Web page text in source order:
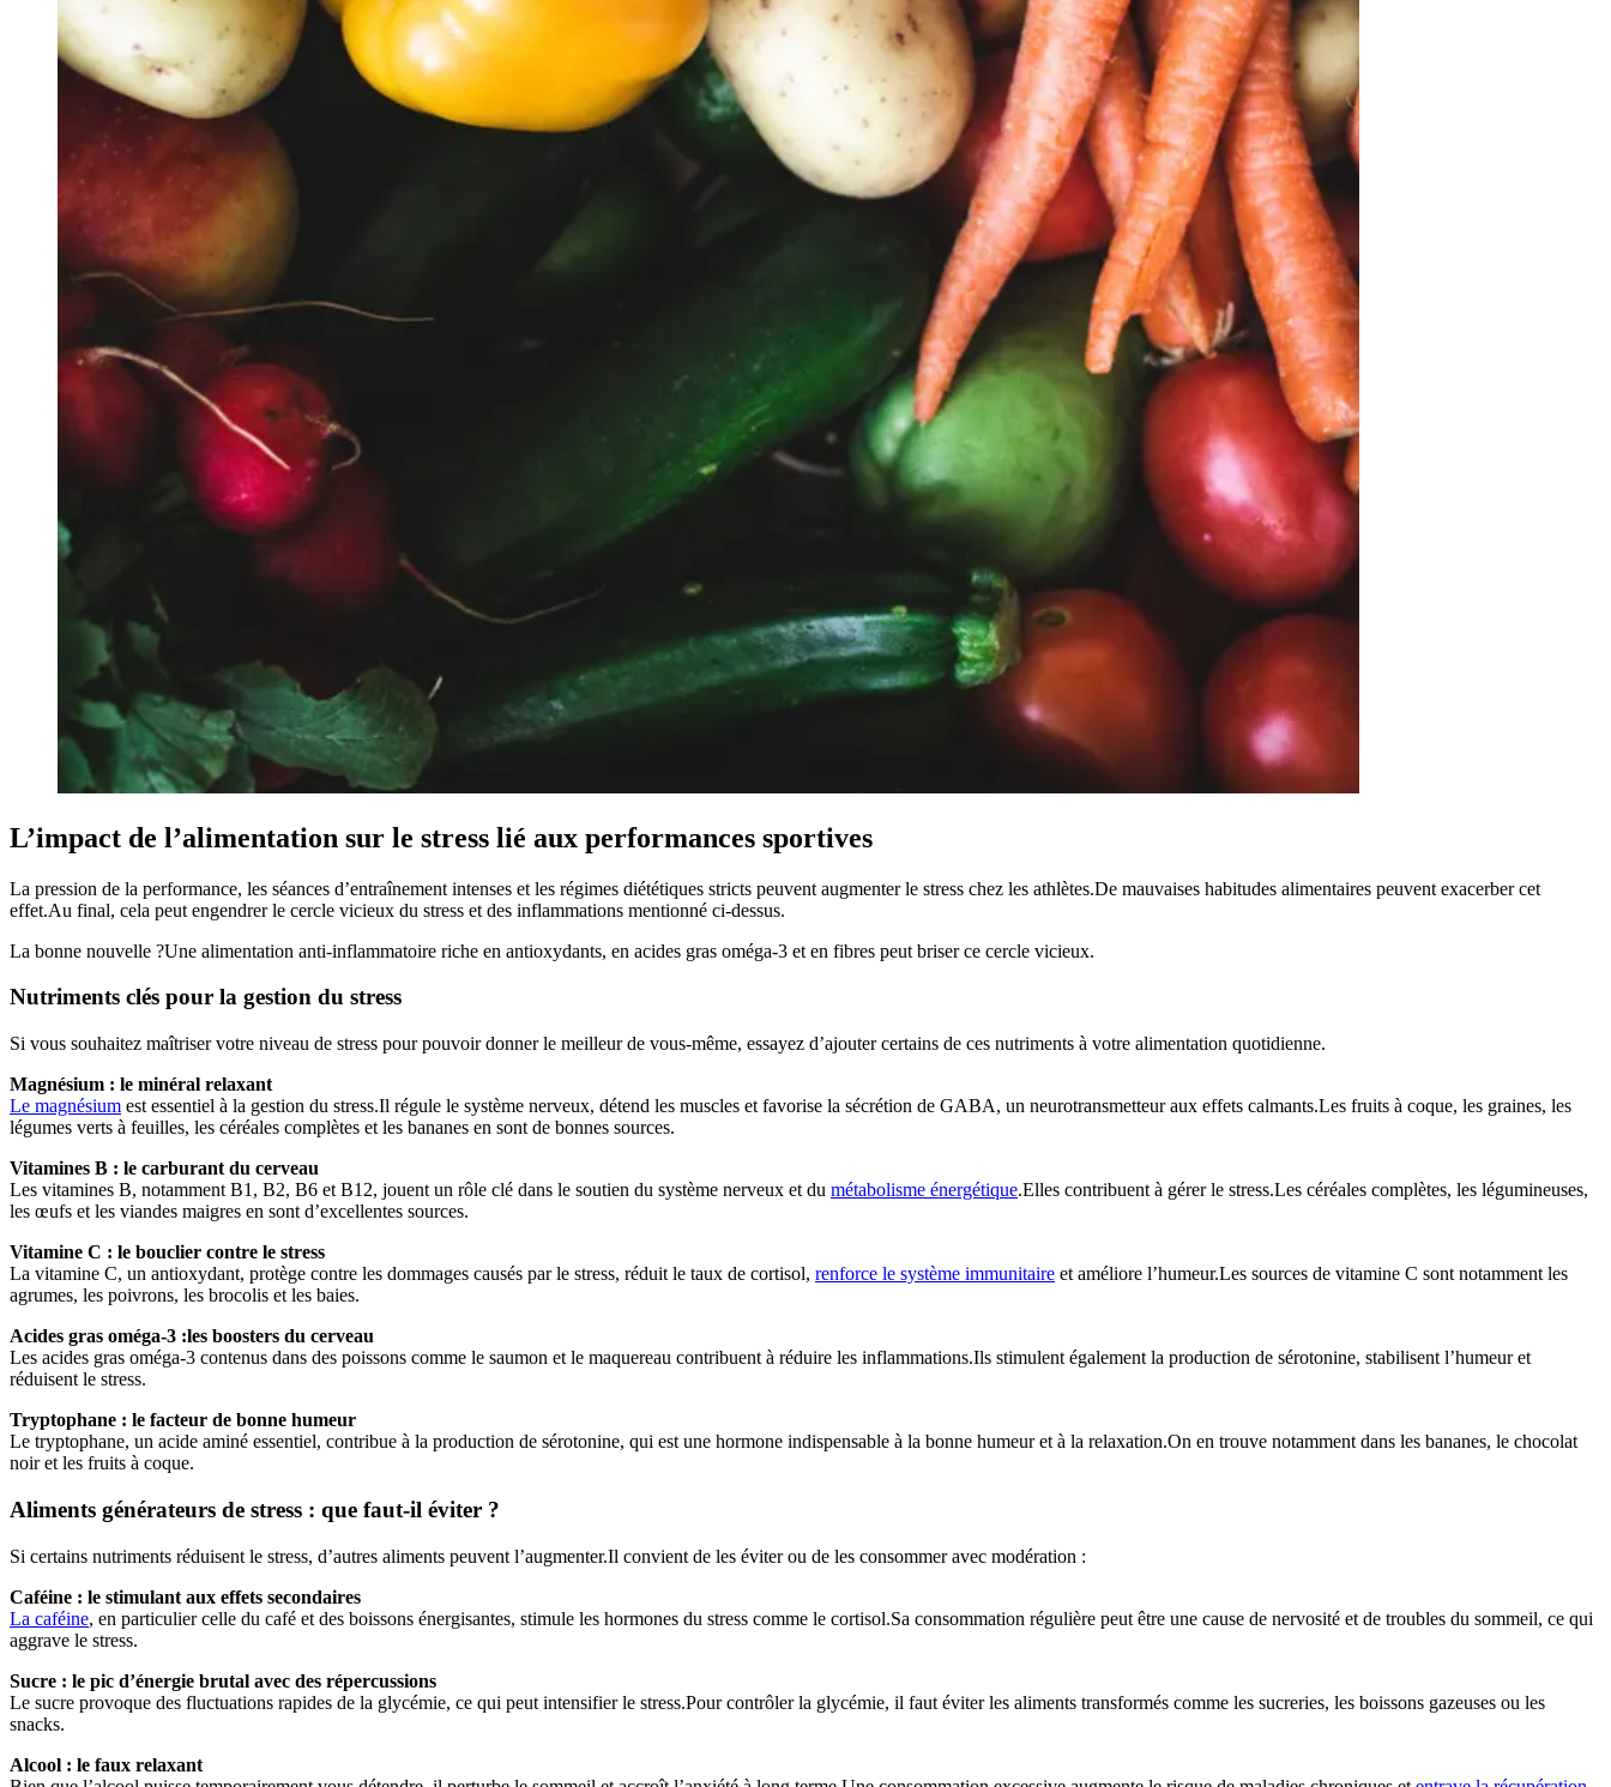
L’impact de l’alimentation sur le stress lié aux performances sportives
La pression de la performance, les séances d’entraînement intenses et les régimes diététiques stricts peuvent augmenter le stress chez les athlètes.De mauvaises habitudes alimentaires peuvent exacerber cet
effet.Au final, cela peut engendrer le cercle vicieux du stress et des inflammations mentionné ci-dessus.
La bonne nouvelle ?Une alimentation anti-inflammatoire riche en antioxydants, en acides gras oméga-3 et en fibres peut briser ce cercle vicieux.
Nutriments clés pour la gestion du stress
Si vous souhaitez maîtriser votre niveau de stress pour pouvoir donner le meilleur de vous-même, essayez d’ajouter certains de ces nutriments à votre alimentation quotidienne.
Magnésium : le minéral relaxant
Le magnésium est essentiel à la gestion du stress.Il régule le système nerveux, détend les muscles et favorise la sécrétion de GABA, un neurotransmetteur aux effets calmants.Les fruits à coque, les graines, les
légumes verts à feuilles, les céréales complètes et les bananes en sont de bonnes sources.
Vitamines B : le carburant du cerveau
Les vitamines B, notamment B1, B2, B6 et B12, jouent un rôle clé dans le soutien du système nerveux et du métabolisme énergétique.Elles contribuent à gérer le stress.Les céréales complètes, les légumineuses,
les œufs et les viandes maigres en sont d’excellentes sources.
Vitamine C : le bouclier contre le stress
La vitamine C, un antioxydant, protège contre les dommages causés par le stress, réduit le taux de cortisol, renforce le système immunitaire et améliore l’humeur.Les sources de vitamine C sont notamment les
agrumes, les poivrons, les brocolis et les baies.
Acides gras oméga-3 :les boosters du cerveau
Les acides gras oméga-3 contenus dans des poissons comme le saumon et le maquereau contribuent à réduire les inflammations.Ils stimulent également la production de sérotonine, stabilisent l’humeur et
réduisent le stress.
Tryptophane : le facteur de bonne humeur
Le tryptophane, un acide aminé essentiel, contribue à la production de sérotonine, qui est une hormone indispensable à la bonne humeur et à la relaxation.On en trouve notamment dans les bananes, le chocolat
noir et les fruits à coque.
Aliments générateurs de stress : que faut-il éviter ?
Si certains nutriments réduisent le stress, d’autres aliments peuvent l’augmenter.Il convient de les éviter ou de les consommer avec modération :
Caféine : le stimulant aux effets secondaires
La caféine, en particulier celle du café et des boissons énergisantes, stimule les hormones du stress comme le cortisol.Sa consommation régulière peut être une cause de nervosité et de troubles du sommeil, ce qui
aggrave le stress.
Sucre : le pic d’énergie brutal avec des répercussions
Le sucre provoque des fluctuations rapides de la glycémie, ce qui peut intensifier le stress.Pour contrôler la glycémie, il faut éviter les aliments transformés comme les sucreries, les boissons gazeuses ou les
snacks.
Alcool : le faux relaxant